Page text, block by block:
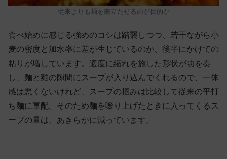
従来よりも麺を際立たせるのが目的か
食べ始めに感じる強めのコシは踏襲しつつ、若干ながら小
麦の密度と加水率に差が生じているのか、後半にかけての
粘りが増しています。適度に縮れを施した形状が功を奏
し、麺と麺の隙間にスープが入り込んでくれるので、一体
感は悪くないけれど、スープの掴みは比較して従来の平打
ち麺に軍配。そのため麺を啜り上げたときに入ってくるス
ープの量は、あきらかに減っています。